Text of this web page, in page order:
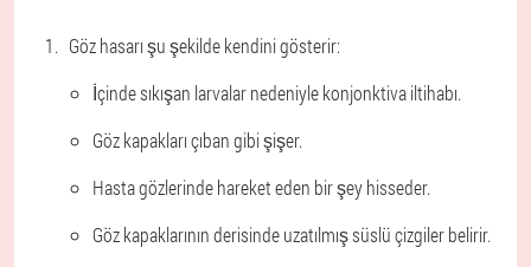
Göz hasarı şu şekilde kendini gösterir:
İçinde sıkışan larvalar nedeniyle konjonktiva iltihabı.
Göz kapakları çıban gibi şişer.
Hasta gözlerinde hareket eden bir şey hisseder.
Göz kapaklarının derisinde uzatılmış süslü çizgiler belirir.